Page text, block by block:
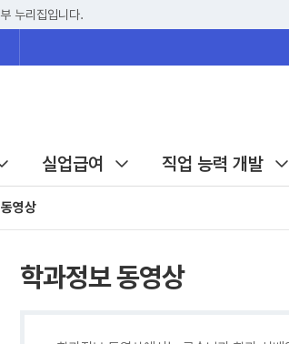
누리집입니다.
실업급여 직업 능력 개발
영상
학과정보 동영상